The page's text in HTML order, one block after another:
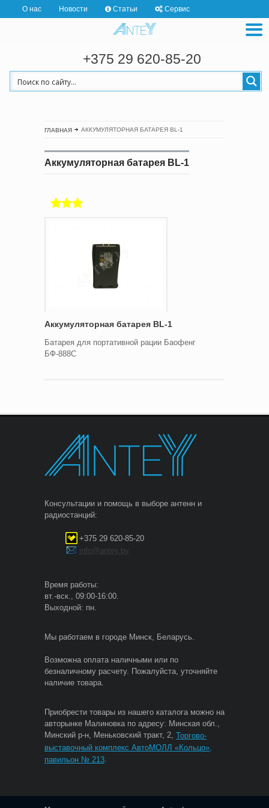
О нас Новости Статьи Сервис
+375 29 620-85-20
ГЛАВНАЯ АККУМУЛЯТОРНАЯ БАТАРЕЯ BL-1
Аккумуляторная батарея BL-1
Аккумуляторная батарея BL-1
Батарея для портативной рации Баофенг
БФ-888С
Консультации и помощь в выборе антенн и
радиостанций:
+375 29 620-85-20
info@antey.by
Время работы:
вт.-вск., 09:00-16:00.
Выходной: пн.
Мы работаем в городе Минск, Беларусь.
Возможна оплата наличными или по
безналичному расчету. Пожалуйста, уточняйте
наличие товара.
Приобрести товары из нашего каталога можно на
авторынке Малиновка по адресу: Минская обл.,
Минский р-н, Меньковский тракт, 2, Торгово-
выставочный комплекс АвтоМОЛЛ «Кольцо»,
павильон № 213